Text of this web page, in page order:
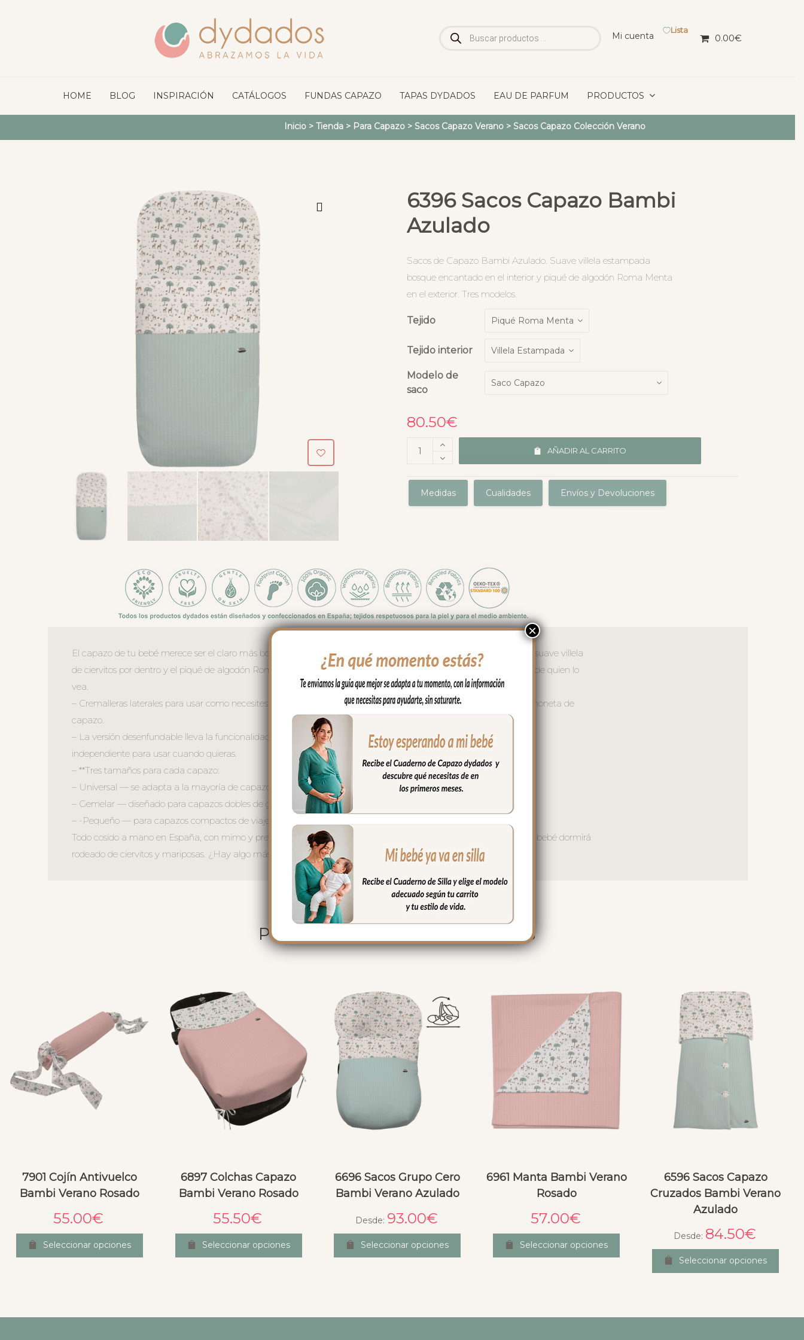
de
productos
Mi cuenta
Lista
0.00€
HOME BLOG INSPIRACIÓN CATÁLOGOS FUNDAS CAPAZO TAPAS DYDADOS EAU DE PARFUM PRODUCTOS
Inicio> Tienda> Para Capazo> Sacos Capazo Verano> Sacos Capazo Colección Verano
6396 Sacos Capazo Bambi
Azulado
Sacos de Capazo Bambi Azulado. Suave villela estampada
bosque encantado en el interior y piqué de algodón Roma Menta
en el exterior. Tres modelos.
Tejido
Tejido interior
Modelo de
saco
80.50€
AÑADIR AL CARRITO
Medidas Cualidades Envíos y Devoluciones
El capazo de tu bebé merece ser el claro más bonito del bosque. El saco de capazo Bambi Azulado lo viste con la suave villela
de ciervitos por dentro y el piqué de algodón Roma Menta por fuera, creando un conjunto que derretirá el corazón de quien lo
vea.
– Cremalleras laterales para usar como necesites y la opción de quitar la tapa entera para usar la funda como colchoneta de
capazo.
– La versión desenfundable lleva la funcionalidad un paso más allá: la tapa del saco se transforma en una mantita
independiente para usar cuando quieras.
– **Tres tamaños para cada capazo:
– Universal — se adapta a la mayoría de capazos del mercado
– Gemelar — diseñado para capazos dobles de gemelos
– -Pequeño — para capazos compactos de viaje o portátiles
Todo cosido a mano en España, con mimo y precisión artesanal con materiales sostenibles. Desde el primer día, tu bebé dormirá
rodeado de ciervitos y mariposas. ¿Hay algo más bonito?
PRODUCTOS RELACIONADOS
7901 Cojín Antivuelco
Bambi Verano Rosado
55.00€
Seleccionar opciones
6897 Colchas Capazo
Bambi Verano Rosado
55.50€
Seleccionar opciones
6696 Sacos Grupo Cero
Bambi Verano Azulado
Desde: 93.00€
Seleccionar opciones
6961 Manta Bambi Verano
Rosado
57.00€
Seleccionar opciones
6596 Sacos Capazo
Cruzados Bambi Verano
Azulado
Desde: 84.50€
Seleccionar opciones
×